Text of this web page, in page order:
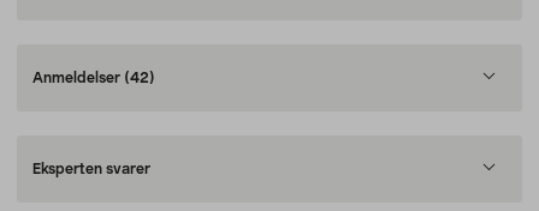
Anmeldelser (42)
Eksperten svarer